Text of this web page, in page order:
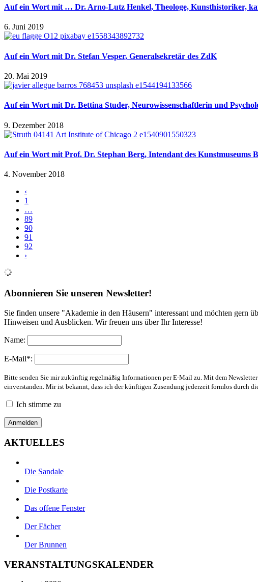
Auf ein Wort mit … Dr. Arno-Lutz Henkel, Theologe, Kunsthistoriker,
6. Juni 2019
Auf ein Wort mit Dr. Stefan Vesper, Generalsekretär des ZdK
20. Mai 2019
Auf ein Wort mit Dr. Bettina Studer, Neurowissenschaftlerin und
9. Dezember 2018
Auf ein Wort mit Prof. Dr. Stephan Berg, Intendant des Kunstmuseums
4. November 2018
‹
1
…
89
90
91
92
›
Abonnieren Sie unseren Newsletter!
Sie finden unsere "Akademie in den Häusern" interessant und möchten gern
Hinweisen und Ausblicken. Wir freuen uns über Ihr Interesse!
Name:
E-Mail*:
Bitte senden Sie mir zukünftig regelmäßig Informationen per E-Mail zu. Mit dem
einverstanden. Mir ist bekannt, dass ich der künftigen Zusendung jederzeit formlos durch
Ich stimme zu
AKTUELLES
Die Sandale
Die Postkarte
Das offene Fenster
Der Fächer
Der Brunnen
VERANSTALTUNGSKALENDER